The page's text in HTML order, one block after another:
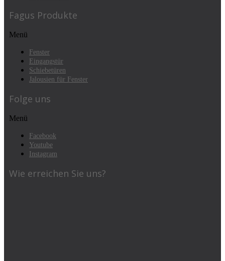
Fagus Produkte
Menü
Fenster
Eingangstür
Schiebetüren
Jalousien für Fenster
Folge uns
Menü
Facebook
Youtube
Instagram
Wie erreichen Sie uns?